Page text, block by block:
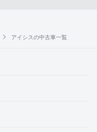
アイシスの中古車一覧